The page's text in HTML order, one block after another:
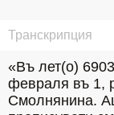
Транскрипция
«Въ лет(о)
февраля въ 1,
Смолнянина.